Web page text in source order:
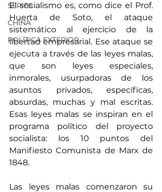
SERIES
CHINA
POLÍTICA EXTERIOR
El socialismo es, como dice el Prof.
Huerta de Soto, el ataque
sistemático al ejercicio de la
libertad empresarial. Ese ataque se
ejecuta a través de las leyes malas,
que son leyes especiales,
inmorales, usurpadoras de los
asuntos privados, específicas,
absurdas, muchas y mal escritas.
Esas leyes malas se inspiran en el
programa político del proyecto
socialista: los 10 puntos del
Manifiesto Comunista de Marx de
1848.
Las leyes malas comenzaron su